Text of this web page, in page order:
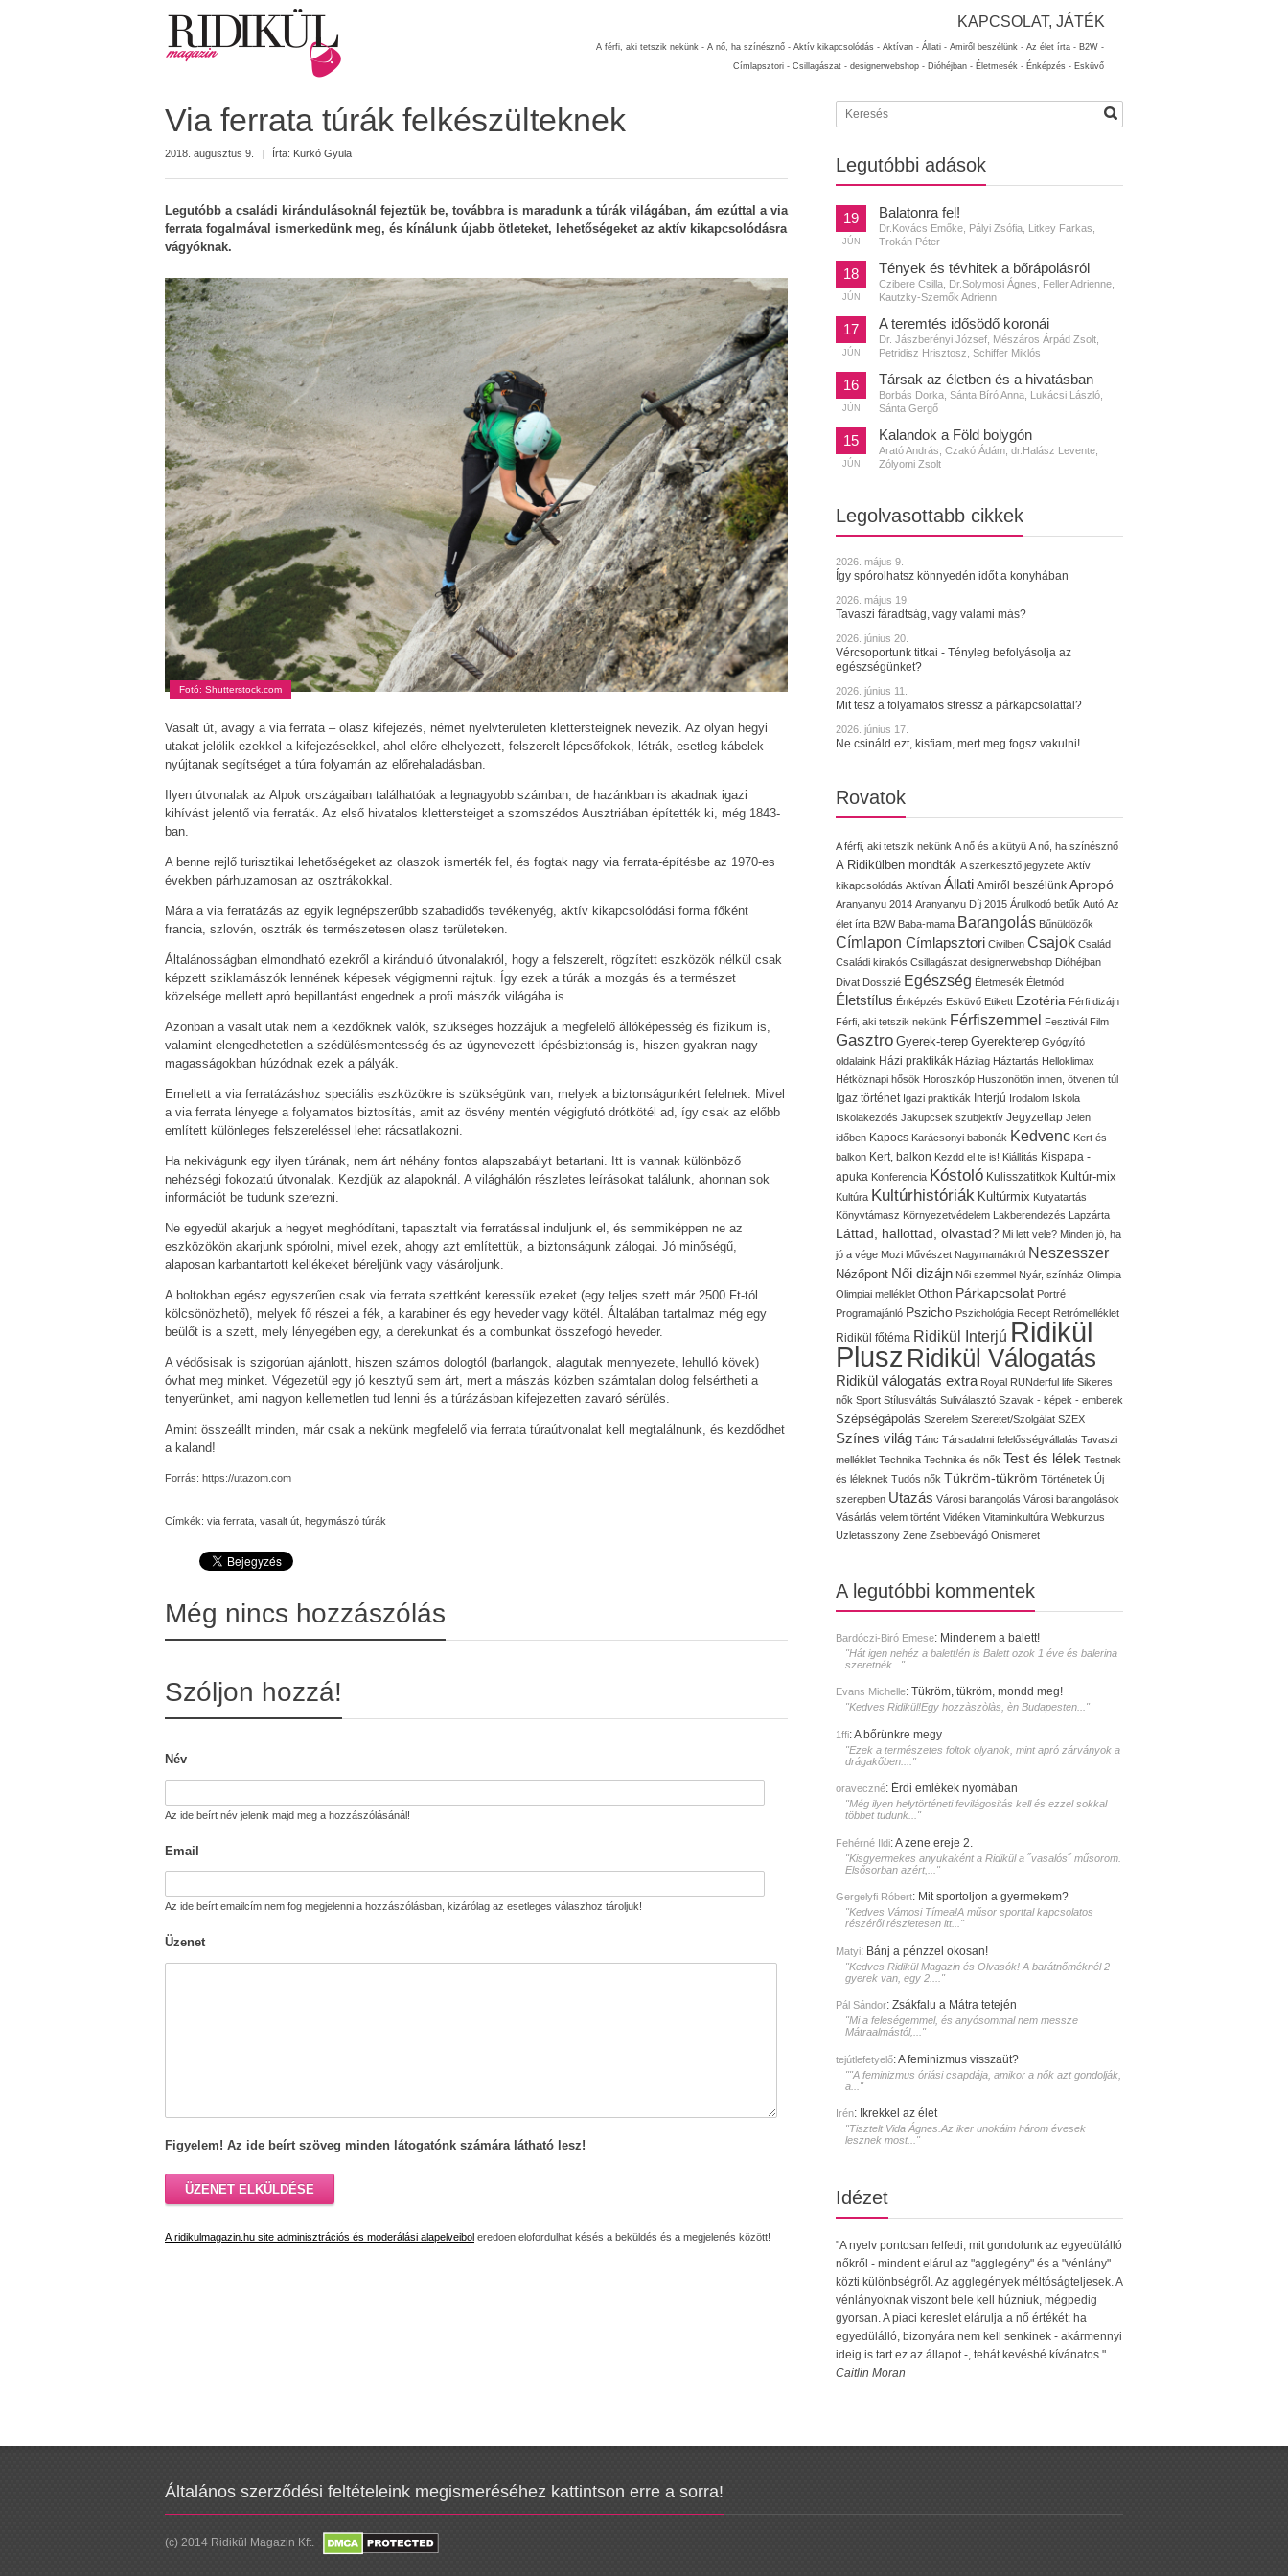
KAPCSOLAT, JÁTÉK
A férfi, aki tetszik nekünk - A nő, ha színésznő - Aktív kikapcsolódás - Aktívan - Állati - Amiről beszélünk - Az élet írta - B2W -
Címlapsztori - Csillagászat - designerwebshop - Dióhéjban - Életmesék - Énképzés - Esküvő
Via ferrata túrák felkészülteknek
2018. augusztus 9. | Írta: Kurkó Gyula
Legutóbb a családi kirándulásoknál fejeztük be, továbbra is maradunk a túrák világában, ám ezúttal a via
ferrata fogalmával ismerkedünk meg, és kínálunk újabb ötleteket, lehetőségeket az aktív kikapcsolódásra
vágyóknak.
Fotó: Shutterstock.com
Vasalt út, avagy a via ferrata – olasz kifejezés, német nyelvterületen klettersteignek nevezik. Az olyan hegyi
utakat jelölik ezekkel a kifejezésekkel, ahol előre elhelyezett, felszerelt lépcsőfokok, létrák, esetleg kábelek
nyújtanak segítséget a túra folyamán az előrehaladásban.
Ilyen útvonalak az Alpok országaiban találhatóak a legnagyobb számban, de hazánkban is akadnak igazi
kihívást jelentő via ferraták. Az első hivatalos klettersteiget a szomszédos Ausztriában építették ki, még 1843-
ban.
A benne rejlő turisztikai lehetőségeket az olaszok ismerték fel, és fogtak nagy via ferrata-építésbe az 1970-es
években párhuzamosan az osztrákokkal.
Mára a via ferratázás az egyik legnépszerűbb szabadidős tevékenyég, aktív kikapcsolódási forma főként
francia, szlovén, osztrák és természetesen olasz területeken.
Általánosságban elmondható ezekről a kiránduló útvonalakról, hogy a felszerelt, rögzített eszközök nélkül csak
képzett sziklamászók lennének képesek végigmenni rajtuk. Így ezek a túrák a mozgás és a természet
közelsége mellett apró bepillantást engednek a profi mászók világába is.
Azonban a vasalt utak nem a kezdőknek valók, szükséges hozzájuk a megfelelő állóképesség és fizikum is,
valamint elengedhetetlen a szédülésmentesség és az úgynevezett lépésbiztonság is, hiszen gyakran nagy
magasságokban húzódnak ezek a pályák.
Emellett a via ferratázáshoz speciális eszközökre is szükségünk van, melyek a biztonságunkért felelnek. Mivel
a via ferrata lényege a folyamatos biztosítás, amit az ösvény mentén végigfutó drótkötél ad, így csak az előbb
említett különleges felszereléssel lehet rácsatlakozni.
Ha nekivágunk egy ilyen túrának, nem árt néhány fontos alapszabályt betartani. Itt is vannak különböző
nehézségi fokozatú útvonalak. Kezdjük az alapoknál. A világhálón részletes leírásokat találunk, ahonnan sok
információt be tudunk szerezni.
Ne egyedül akarjuk a hegyet meghódítani, tapasztalt via ferratással induljunk el, és semmiképpen ne az
eszközökön akarjunk spórolni, mivel ezek, ahogy azt említettük, a biztonságunk zálogai. Jó minőségű,
alaposan karbantartott kellékeket béreljünk vagy vásároljunk.
A boltokban egész egyszerűen csak via ferrata szettként keressük ezeket (egy teljes szett már 2500 Ft-tól
kölcsönözhető), melyek fő részei a fék, a karabiner és egy heveder vagy kötél. Általában tartalmaz még egy
beülőt is a szett, mely lényegében egy, a derekunkat és a combunkat összefogó heveder.
A védősisak is szigorúan ajánlott, hiszen számos dologtól (barlangok, alagutak mennyezete, lehulló kövek)
óvhat meg minket. Végezetül egy jó kesztyű sem árt, mert a mászás közben számtalan dolog felsértheti a
tenyerünket, ami nagyon kellemetlen tud lenni és a túrázásban kifejezetten zavaró sérülés.
Amint összeállt minden, már csak a nekünk megfelelő via ferrata túraútvonalat kell megtalálnunk, és kezdődhet
a kaland!
Forrás: https://utazom.com
Címkék: via ferrata vasalt út hegymászó túrák
Még nincs hozzászólás
Szóljon hozzá!
Név
Az ide beírt név jelenik majd meg a hozzászólásánál!
Email
Az ide beírt emailcím nem fog megjelenni a hozzászólásban, kizárólag az esetleges válaszhoz tároljuk!
Üzenet
Figyelem! Az ide beírt szöveg minden látogatónk számára látható lesz!
ÜZENET ELKÜLDÉSE
A ridikulmagazin.hu site adminisztrációs és moderálási alapelveibol eredoen elofordulhat késés a beküldés és a megjelenés között!
Legutóbbi adások
19
JÚN
Balatonra fel!
Dr.Kovács Emőke, Pályi Zsófia, Litkey Farkas,
Trokán Péter
18
JÚN
Tények és tévhitek a bőrápolásról
Czibere Csilla, Dr.Solymosi Ágnes, Feller Adrienne,
Kautzky-Szemők Adrienn
17
JÚN
A teremtés idősödő koronái
Dr. Jászberényi József, Mészáros Árpád Zsolt,
Petridisz Hrisztosz, Schiffer Miklós
16
JÚN
Társak az életben és a hivatásban
Borbás Dorka, Sánta Bíró Anna, Lukácsi László,
Sánta Gergő
15
JÚN
Kalandok a Föld bolygón
Arató András, Czakó Ádám, dr.Halász Levente,
Zólyomi Zsolt
Legolvasottabb cikkek
2026. május 9.
Így spórolhatsz könnyedén időt a konyhában
2026. május 19.
Tavaszi fáradtság, vagy valami más?
2026. június 20.
Vércsoportunk titkai - Tényleg befolyásolja az
egészségünket?
2026. június 11.
Mit tesz a folyamatos stressz a párkapcsolattal?
2026. június 17.
Ne csináld ezt, kisfiam, mert meg fogsz vakulni!
Rovatok
A férfi, aki tetszik nekünk A nő és a kütyü A nő, ha színésznő
A Ridikülben mondták A szerkesztő jegyzete Aktív
kikapcsolódás Aktívan Állati Amiről beszélünk Apropó
Aranyanyu 2014 Aranyanyu Díj 2015 Árulkodó betűk Autó Az
élet írta B2W Baba-mama Barangolás Bűnüldözők
Címlapon Címlapsztori Civilben Csajok Család
Családi kirakós Csillagászat designerwebshop Dióhéjban
Divat Dosszié Egészség Életmesék Életmód
Életstílus Énképzés Esküvő Etikett Ezotéria Férfi dizájn
Férfi, aki tetszik nekünk Férfiszemmel Fesztivál Film
Gasztro Gyerek-terep Gyerekterep Gyógyító
oldalaink Házi praktikák Házilag Háztartás Helloklimax
Hétköznapi hősök Horoszkóp Huszonötön innen, ötvenen túl
Igaz történet Igazi praktikák Interjú Irodalom Iskola
Iskolakezdés Jakupcsek szubjektív Jegyzetlap Jelen
időben Kapocs Karácsonyi babonák Kedvenc Kert és
balkon Kert, balkon Kezdd el te is! Kiállítás Kispapa -
apuka Konferencia Kóstoló Kulisszatitkok Kultúr-mix
Kultúra Kultúrhistóriák Kultúrmix Kutyatartás
Könyvtámasz Környezetvédelem Lakberendezés Lapzárta
Láttad, hallottad, olvastad? Mi lett vele? Minden jó, ha
jó a vége Mozi Művészet Nagymamákról Neszesszer
Nézőpont Női dizájn Női szemmel Nyár, színház Olimpia
Olimpiai melléklet Otthon Párkapcsolat Portré
Programajánló Pszicho Pszichológia Recept Retrómelléklet
Ridikül főtéma Ridikül Interjú Ridikül
Plusz Ridikül Válogatás
Ridikül válogatás extra Royal RUNderful life Sikeres
nők Sport Stílusváltás Suliválasztó Szavak - képek - emberek
Szépségápolás Szerelem Szeretet/Szolgálat SZEX
Színes világ Tánc Társadalmi felelősségvállalás Tavaszi
melléklet Technika Technika és nők Test és lélek Testnek
és léleknek Tudós nők Tükröm-tükröm Történetek Új
szerepben Utazás Városi barangolás Városi barangolások
Vásárlás velem történt Vidéken Vitaminkultúra Webkurzus
Üzletasszony Zene Zsebbevágó Önismeret
A legutóbbi kommentek
Bardóczi-Biró Emese: Mindenem a balett!
"Hát igen nehéz a balett!én is Balett ozok 1 éve és balerina
szeretnék..."
Evans Michelle: Tükröm, tükröm, mondd meg!
"Kedves Ridikül!Egy hozzàszòlàs, èn Budapesten..."
1ffi:A bőrünkre megy
"Ezek a természetes foltok olyanok, mint apró zárványok a
drágakőben:..."
oraveczné: Érdi emlékek nyomában
"Még ilyen helytörténeti fevilágositás kell és ezzel sokkal
többet tudunk..."
Fehérné Ildi:A zene ereje 2.
"Kisgyermekes anyukaként a Ridikül a ˝vasalós˝ műsorom.
Elsősorban azért,..."
Gergelyfi Róbert: Mit sportoljon a gyermekem?
"Kedves Vámosi Tímea!A műsor sporttal kapcsolatos
részéről részletesen itt..."
Matyi: Bánj a pénzzel okosan!
"Kedves Ridikül Magazin és Olvasók! A barátnőméknél 2
gyerek van, egy 2...."
Pál Sándor: Zsákfalu a Mátra tetején
"Mi a feleségemmel, és anyósommal nem messze
Mátraalmástól,..."
tejútlefetyelő:A feminizmus visszaüt?
""A feminizmus óriási csapdája, amikor a nők azt gondolják,
a..."
Irén: Ikrekkel az élet
"Tisztelt Vida Ágnes.Az iker unokáim három évesek
lesznek most..."
Idézet
"A nyelv pontosan felfedi, mit gondolunk az egyedülálló
nőkről - mindent elárul az "agglegény" és a "vénlány"
közti különbségről. Az agglegények méltóságteljesek. A
vénlányoknak viszont bele kell húzniuk, mégpedig
gyorsan. A piaci kereslet elárulja a nő értékét: ha
egyedülálló, bizonyára nem kell senkinek - akármennyi
ideig is tart ez az állapot -, tehát kevésbé kívánatos."
Caitlin Moran
Általános szerződési feltételeink megismeréséhez kattintson erre a sorra!
(c) 2014 Ridikül Magazin Kft.